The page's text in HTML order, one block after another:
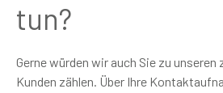
tun?
Gerne würden wir auch Sie zu unseren
Kunden zählen. Über Ihre